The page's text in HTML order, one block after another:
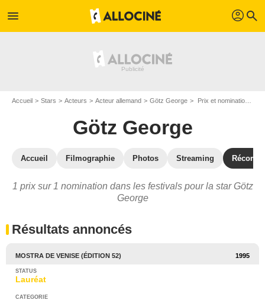
menu profil search
Accueil Stars Acteurs Acteur allemand Götz George Prix et nominations de Götz George
Götz George
Accueil Filmographie Photos Streaming
1 prix sur 1 nomination dans les festivals pour la star Götz
George
Résultats annoncés
MOSTRA DE VENISE (ÉDITION 52) 1995
Lauréat